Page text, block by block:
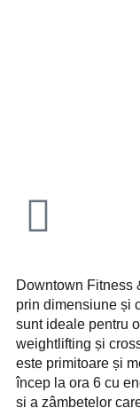
Downtown Fitness
prin dimensiune și
sunt ideale pentru
weightlifting și
este primitoare și
încep la ora 6 cu
și a zâmbetelor